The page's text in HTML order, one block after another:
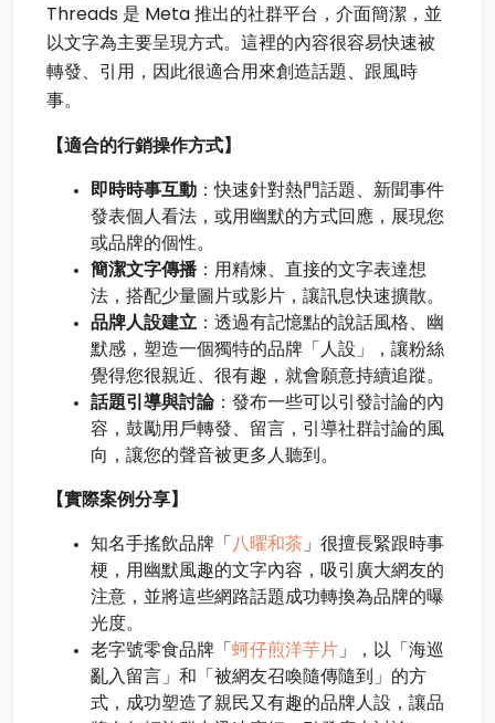
Threads 是 Meta 推出的社群平台，介面簡潔，並
以文字為主要呈現方式。這裡的內容很容易快速被
轉發、引用，因此很適合用來創造話題、跟風時
事。
【適合的行銷操作方式】
即時時事互動 ：快速針對熱門話題、新聞事件
發表個人看法，或用幽默的方式回應，展現您
或品牌的個性。
簡潔文字傳播 ：用精煉、直接的文字表達想
法，搭配少量圖片或影片，讓訊息快速擴散。
品牌人設建立 ：透過有記憶點的說話風格、幽
默感，塑造一個獨特的品牌「人設」，讓粉絲
覺得您很親近、很有趣，就會願意持續追蹤。
話題引導與討論：發布一些可以引發討論的內
容，鼓勵用戶轉發、留言，引導社群討論的風
向，讓您的聲音被更多人聽到。
【實際案例分享】
知名手搖飲品牌「 八曜和茶 」很擅長緊跟時事
梗，用幽默風趣的文字內容，吸引廣大網友的
注意，並將這些網路話題成功轉換為品牌的曝
光度。
老字號零食品牌「 蚵仔煎洋芋片 」，以「海巡
亂入留言」和「被網友召喚隨傳隨到」的方
式，成功塑造了親民又有趣的品牌人設，讓品